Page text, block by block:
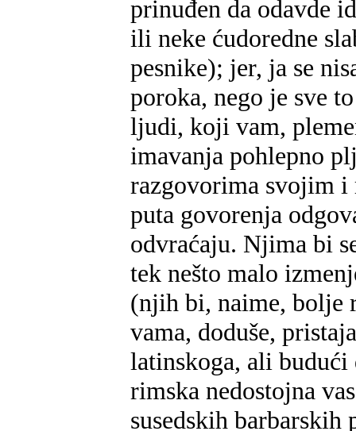
prinuđen da odavde
ili neke ćudoredne
pesnike); jer, ja se
poroka, nego je sve
ljudi, koji vam,
imavanja pohlepno
razgovorima svojim i
puta govorenja
odvraćaju. Njima bi
tek nešto malo
(njih bi, naime, bolje
vama, doduše,
latinskoga, ali budući
rimska nedostojna
susedskih